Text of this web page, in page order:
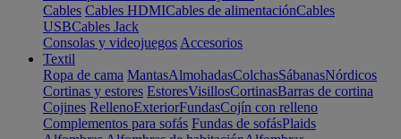
Cables Cables HDMICables de alimentaciónCables
USBCables Jack
Consolas y videojuegos Accesorios
Textil
Ropa de cama MantasAlmohadasColchasSábanasNórdicos
Cortinas y estores EstoresVisillosCortinasBarras de cortina
Cojines RellenoExteriorFundasCojín con relleno
Complementos para sofás Fundas de sofásPlaids